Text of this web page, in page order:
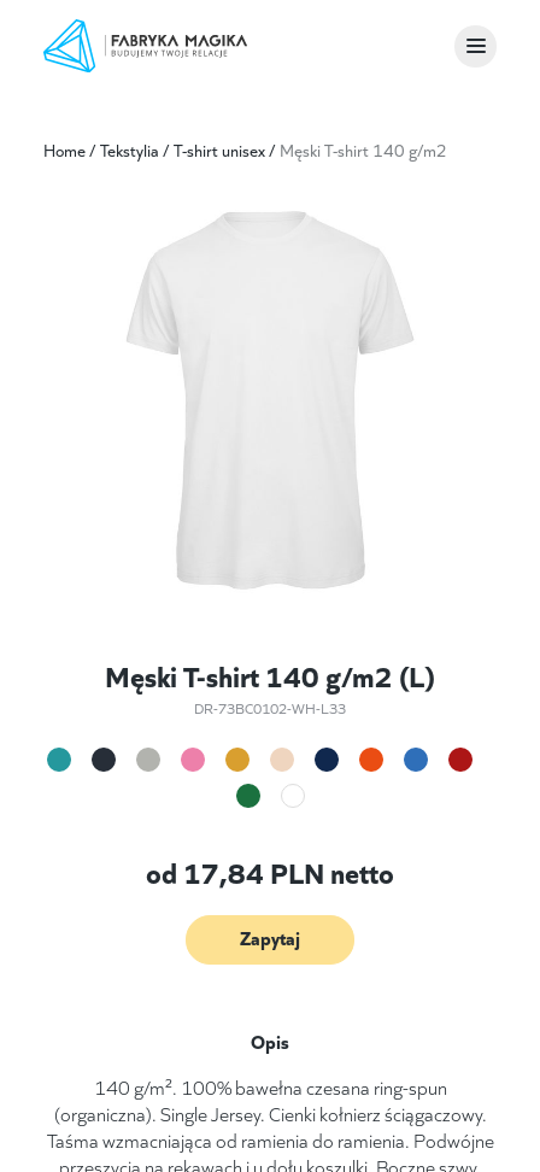
Home/Tekstylia /T-shirt unisex/ Męski T-shirt 140 g/m2
Męski T-shirt 140 g/m2 (L)
DR-73BC0102-WH-L33
od 17,84 PLN netto
Zapytaj
Opis
140 g/m². 100% bawełna czesana ring-spun
(organiczna). Single Jersey. Cienki kołnierz ściągaczowy.
Taśma wzmacniająca od ramienia do ramienia. Podwójne
przeszycia na rękawach i u dołu koszulki. Boczne szwy.